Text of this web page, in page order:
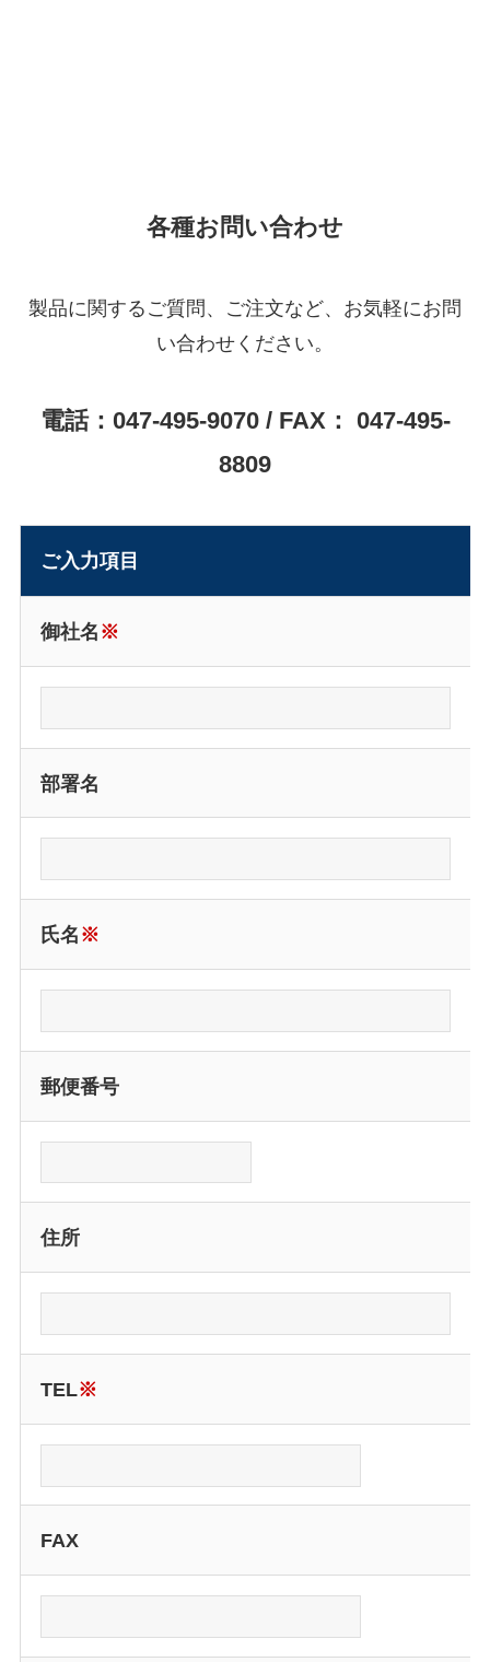
各種お問い合わせ
製品に関するご質問、ご注文など、お気軽にお問
い合わせください。
電話：047-495-9070 / FAX： 047-495-
8809
ご入力項目
御社名 ※
部署名
氏名 ※
郵便番号
住所
TEL※
FAX